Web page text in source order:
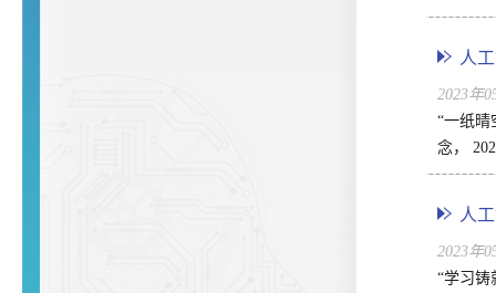
人
2023年
“一纸
念，
人
2023年
“学习铸